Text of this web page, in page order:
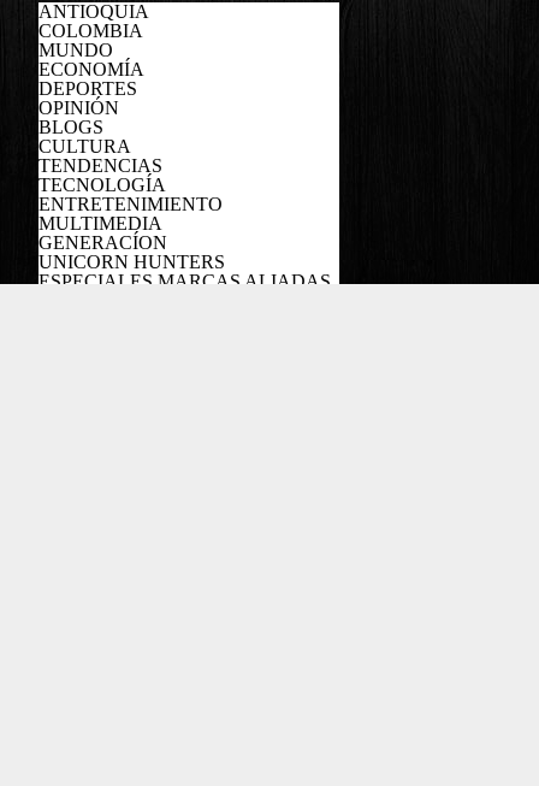
ANTIOQUIA
COLOMBIA
MUNDO
ECONOMÍA
DEPORTES
OPINIÓN
BLOGS
CULTURA
TENDENCIAS
TECNOLOGÍA
ENTRETENIMIENTO
MULTIMEDIA
GENERACÍON
UNICORN HUNTERS
ESPECIALES MARCAS ALIADAS